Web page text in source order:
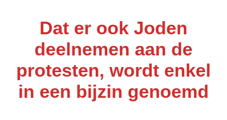
Dat er ook Joden
deelnemen aan de
protesten, wordt enkel
in een bijzin genoemd